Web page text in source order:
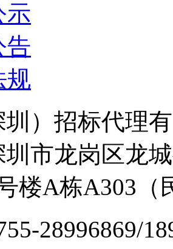
示
告
规
圳）招标代理
市龙岗区龙
楼A栋A303（
28996869/